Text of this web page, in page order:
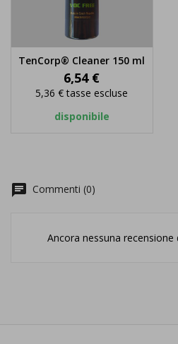
TenCorp® Cleaner 150 ml
Prezzo
6,54 €
5,36 €tasse escluse
disponibile
chat Commenti (0)
Ancora nessuna